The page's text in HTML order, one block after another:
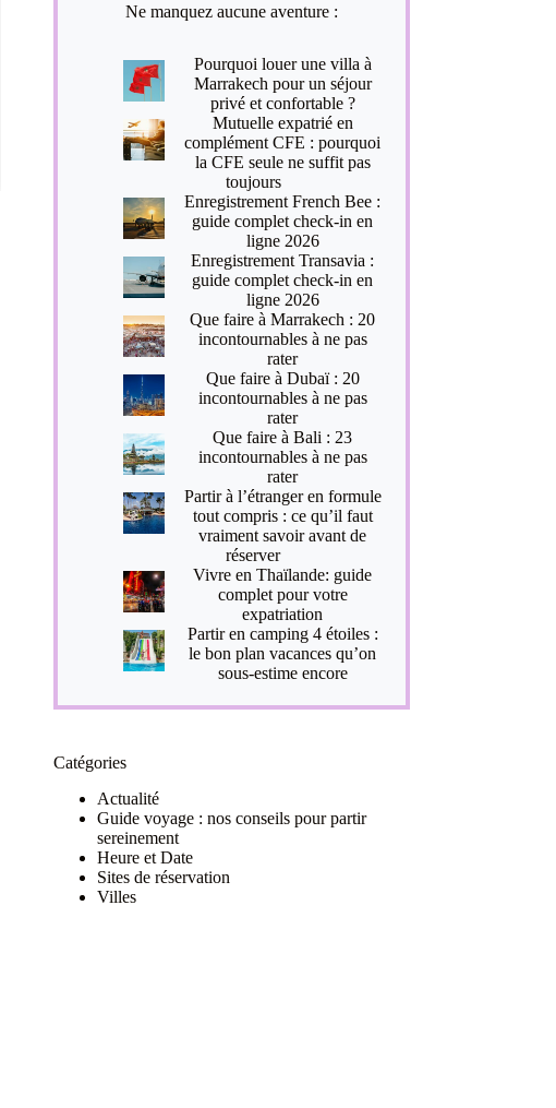
Ne manquez aucune aventure :
Pourquoi louer une villa à
Marrakech pour un séjour
privé et confortable ?
Mutuelle expatrié en
complément CFE : pourquoi
la CFE seule ne suffit pas
toujours
Enregistrement French Bee :
guide complet check-in en
ligne 2026
Enregistrement Transavia :
guide complet check-in en
ligne 2026
Que faire à Marrakech : 20
incontournables à ne pas
rater
Que faire à Dubaï : 20
incontournables à ne pas
rater
Que faire à Bali : 23
incontournables à ne pas
rater
Partir à l’étranger en formule
tout compris : ce qu’il faut
vraiment savoir avant de
réserver
Vivre en Thaïlande: guide
complet pour votre
expatriation
Partir en camping 4 étoiles :
le bon plan vacances qu’on
sous-estime encore
Catégories
Actualité
Guide voyage : nos conseils pour partir
sereinement
Heure et Date
Sites de réservation
Villes